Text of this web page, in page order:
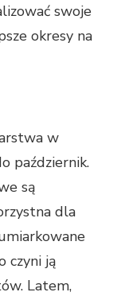
swoje
okresy na
w
październik.
są
dla
czyni ją
Latem,